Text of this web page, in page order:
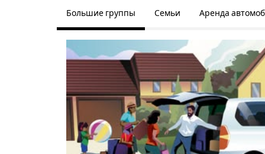
Большие группы Семьи Аренда